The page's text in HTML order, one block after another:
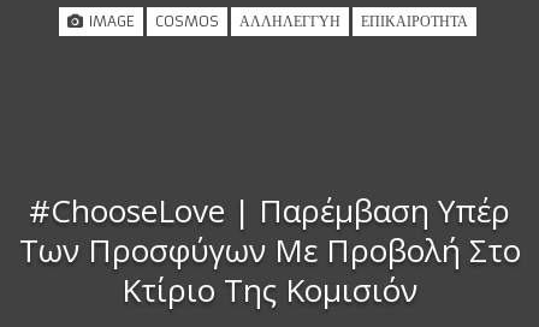
IMAGE COSMOS ΑΛΛΗΛΕΓΓΎΗ ΕΠΙΚΑΙΡΌΤΗΤΑ
#ChooseLove | Παρέμβαση Υπέρ
Των Προσφύγων Με Προβολή Στο
Κτίριο Της Κομισιόν